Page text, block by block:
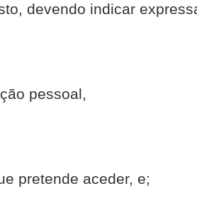
devendo indicar
pessoal,
pretende aceder, e;